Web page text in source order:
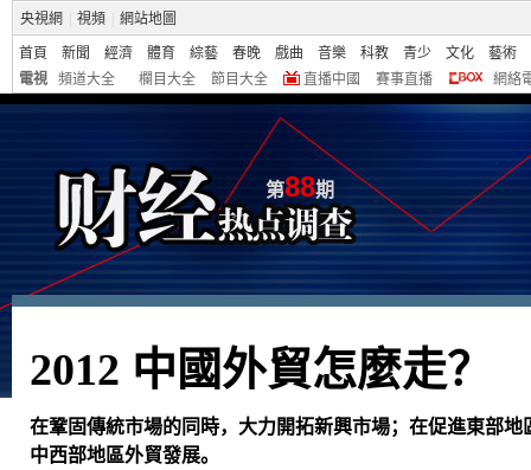
央視網 視頻 網站地圖
首頁 新聞 經濟 體育 綜藝 春晚 戲曲 音樂 科教 青少 文化
藝術
電視
頻道大全 欄目大全 節目大全 直播中國 賽事直播 網絡
第88期
2012 中國外貿怎麼走？
在鞏固傳統市場的同時，大力開拓新興市場；在促進東部地
中西部地區外貿發展。